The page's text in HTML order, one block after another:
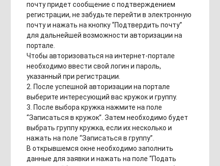
почту придет сообщение с подтверждением
регистрации, не забудьте перейти в электронную
почту и нажать на кнопку “Подтвердить почту”
для дальнейшей возможности авторизации на
портале.
Чтобы авторизоваться на интернет-портале
необходимо ввести свой логин и пароль,
указанный при регистрации.
2. После успешной авторизации на портале
выберите интересующий вас кружок и группу.
3. После выбора кружка нажмите на поле
“Записаться в кружок”. Затем необходимо будет
выбрать группу кружка, если их несколько и
нажать на поле “Записаться в группу”.
В открывшемся окне необходимо заполнить
данные для заявки и нажать на поле “Подать